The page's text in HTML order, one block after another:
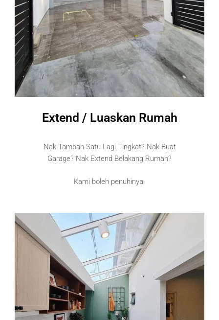
Extend / Luaskan Rumah
Nak Tambah Satu Lagi Tingkat? Nak Buat
Garage? Nak Extend Belakang Rumah?
Kami boleh penuhinya.